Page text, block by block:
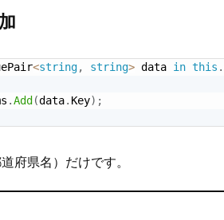
<string, string> data in this .
.Add (data. Key) ;
府県名）だけです。